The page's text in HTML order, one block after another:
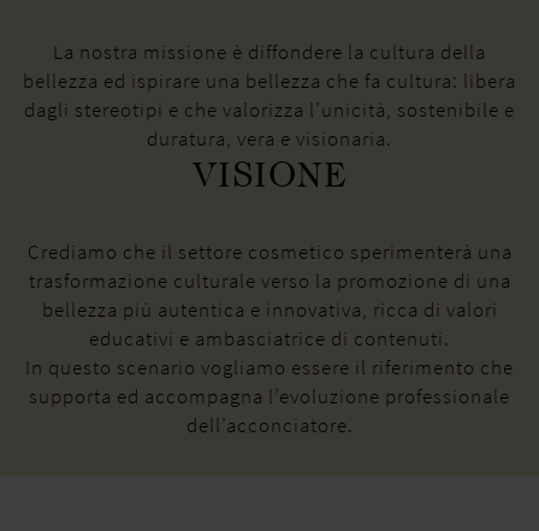
La nostra missione è diffondere la cultura della
bellezza ed ispirare una bellezza che fa cultura: libera
dagli stereotipi e che valorizza l’unicità, sostenibile e
duratura, vera e visionaria.
VISIONE
Crediamo che il settore cosmetico sperimenterà una
trasformazione culturale verso la promozione di una
bellezza più autentica e innovativa, ricca di valori
educativi e ambasciatrice di contenuti.
In questo scenario vogliamo essere il riferimento che
supporta ed accompagna l’evoluzione professionale
dell’acconciatore.